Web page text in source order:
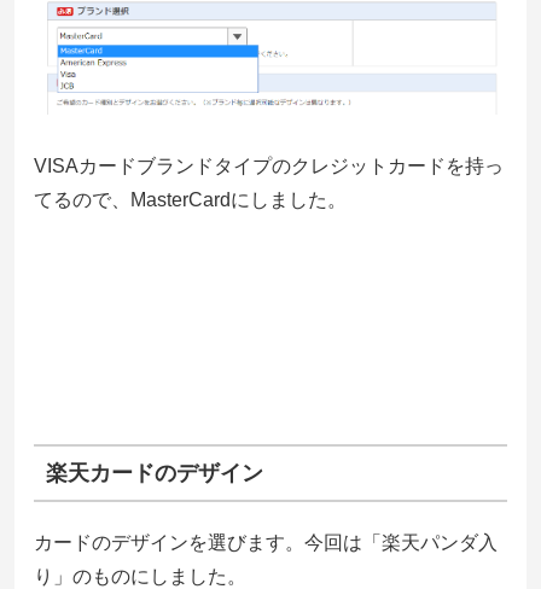
VISAカードブランドタイプのクレジットカードを持っ
てるので、MasterCardにしました。
楽天カードのデザイン
カードのデザインを選びます。今回は「楽天パンダ入
り」のものにしました。